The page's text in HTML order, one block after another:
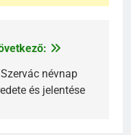
névnap
és jelentése